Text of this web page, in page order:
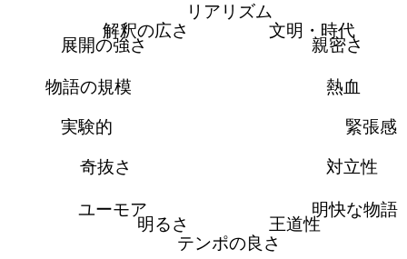
リアリズム
文明・時代
親密さ
熱血
緊張感
対立性
明快な物語
王道性
テンポの良さ
明るさ
ユーモア
奇抜さ
実験的
物語の規模
展開の強さ
解釈の広さ